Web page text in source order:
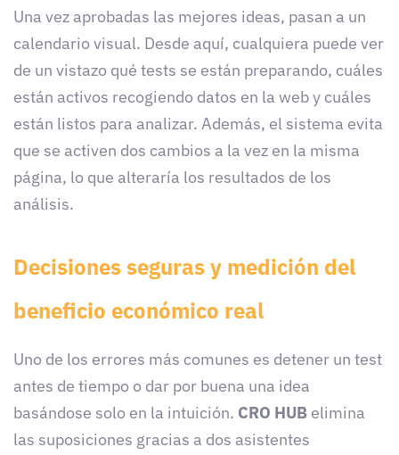
Una vez aprobadas las mejores ideas, pasan a un
calendario visual. Desde aquí, cualquiera puede ver
de un vistazo qué tests se están preparando, cuáles
están activos recogiendo datos en la web y cuáles
están listos para analizar. Además, el sistema evita
que se activen dos cambios a la vez en la misma
página, lo que alteraría los resultados de los
análisis.
Decisiones seguras y medición del
beneficio económico real
Uno de los errores más comunes es detener un test
antes de tiempo o dar por buena una idea
basándose solo en la intuición. CRO HUB elimina
las suposiciones gracias a dos asistentes